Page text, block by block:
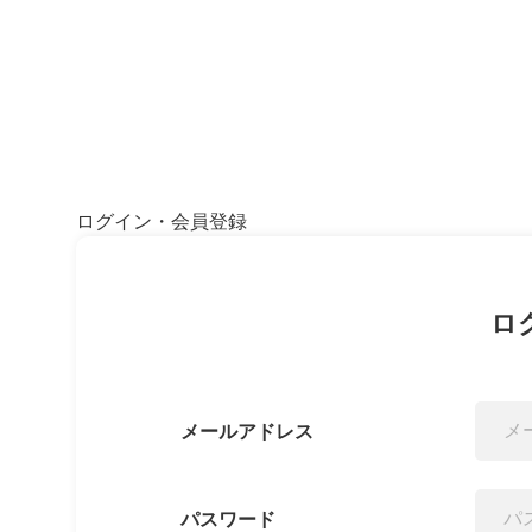
ログイン・会員登録
ロ
メールアドレス
パスワード